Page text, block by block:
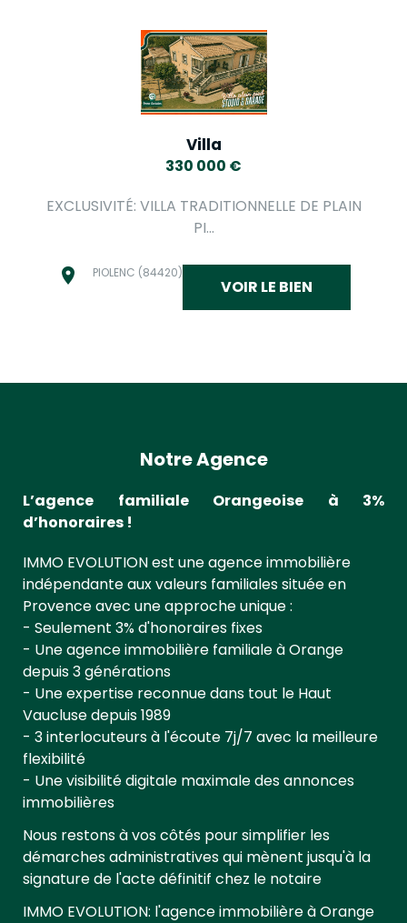
Villa
330 000 €
EXCLUSIVITÉ: VILLA TRADITIONNELLE DE PLAIN
PI...
PIOLENC (84420)
VOIR LE BIEN
Notre Agence
L’agence familiale Orangeoise à 3%
d’honoraires !
IMMO EVOLUTION est une agence immobilière
indépendante aux valeurs familiales située en
Provence avec une approche unique :
- Seulement 3% d'honoraires fixes
- Une agence immobilière familiale à Orange
depuis 3 générations
- Une expertise reconnue dans tout le Haut
Vaucluse depuis 1989
- 3 interlocuteurs à l'écoute 7j/7 avec la meilleure
flexibilité
- Une visibilité digitale maximale des annonces
immobilières
Nous restons à vos côtés pour simplifier les
démarches administratives qui mènent jusqu'à la
signature de l'acte définitif chez le notaire
IMMO EVOLUTION: l'agence immobilière à Orange